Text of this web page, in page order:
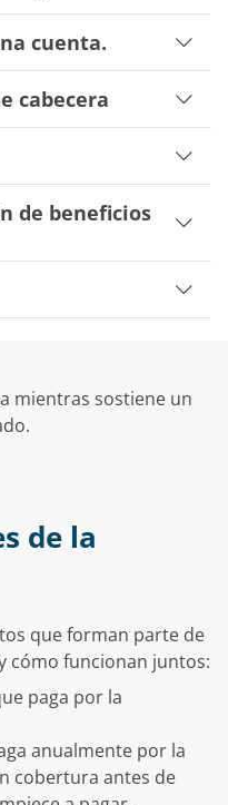
cuenta.
cabecera
de beneficios
de la
que forman parte de
cómo funcionan juntos:
paga por la
anualmente por la
cobertura antes de